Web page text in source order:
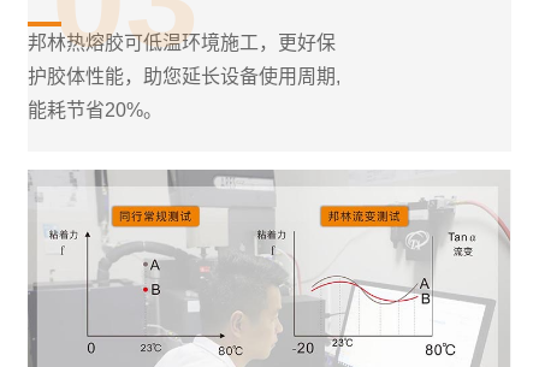
邦林热熔胶可低温环境施工，更好保
护胶体性能，助您延长设备使用周期,
能耗节省20%。